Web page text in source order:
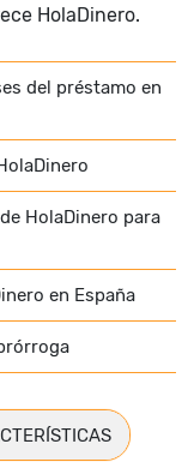
HolaDinero.
del préstamo en
HolaDinero para
en España